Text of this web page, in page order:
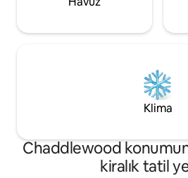
Klima
Chaddlewood
kiralık tatil